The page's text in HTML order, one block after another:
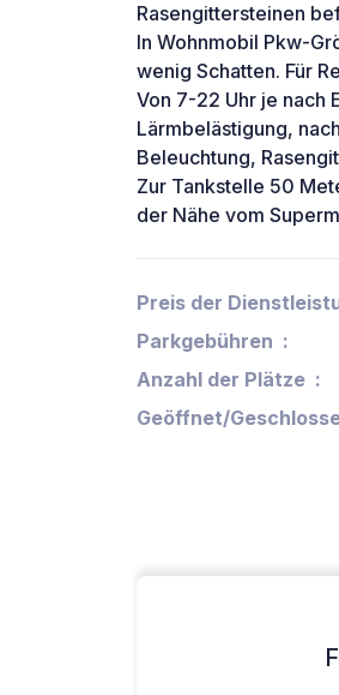
Rasengittersteinen
In Wohnmobil Pkw-
wenig Schatten. Für
Von 7-22 Uhr je nach
Lärmbelästigung,
Beleuchtung,
Zur Tankstelle 50
der Nähe vom
Preis der
Parkgebühren
Anzahl der Plätze
Geöffnet/